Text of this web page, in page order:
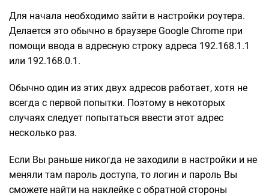
Для начала необходимо зайти в настройки роутера.
Делается это обычно в браузере Google Chrome при
помощи ввода в адресную строку адреса 192.168.1.1
или 192.168.0.1.
Обычно один из этих двух адресов работает, хотя не
всегда с первой попытки. Поэтому в некоторых
случаях следует попытаться ввести этот адрес
несколько раз.
Если Вы раньше никогда не заходили в настройки и не
меняли там пароль доступа, то логин и пароль Вы
сможете найти на наклейке с обратной стороны